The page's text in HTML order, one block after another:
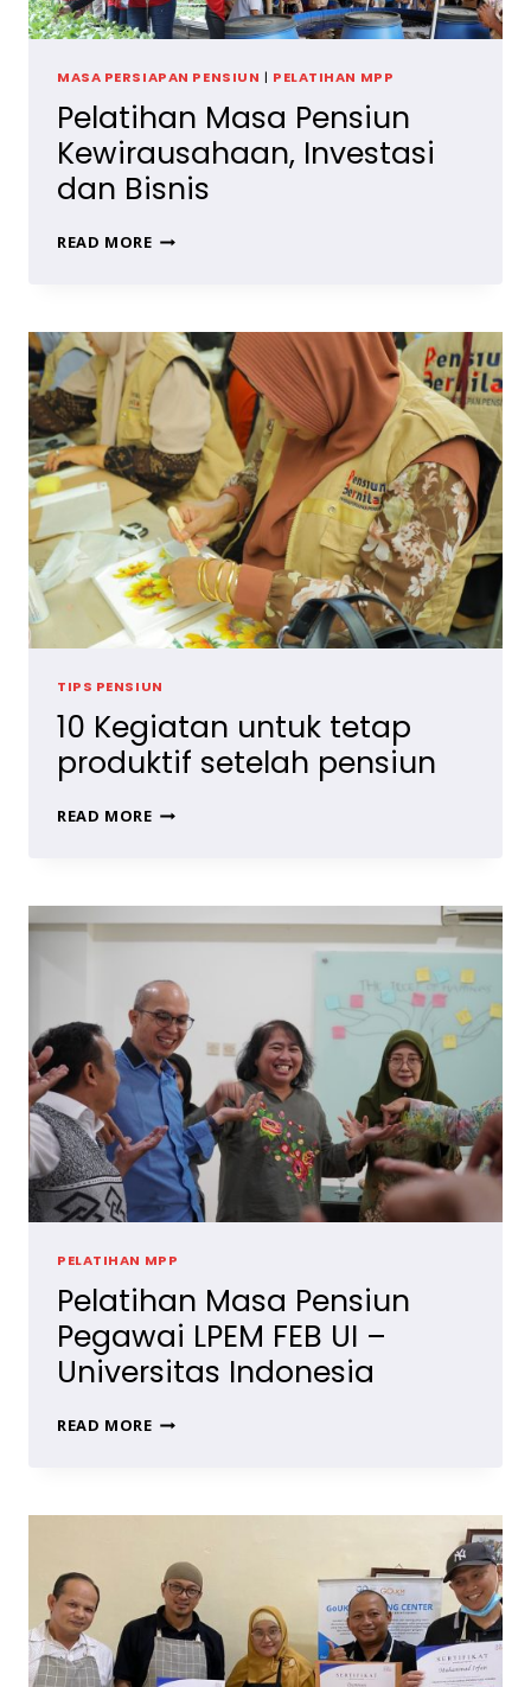
MASA PERSIAPAN PENSIUN | PELATIHAN MPP
Pelatihan Masa Pensiun
Kewirausahaan, Investasi
dan Bisnis
READ MOREPELATIHAN
INVESTASI
DAN
BISNIS
TIPS PENSIUN
10 Kegiatan untuk tetap
produktif setelah pensiun
READ MORE10
PRODUKTIF
SETELAH
PELATIHAN MPP
Pelatihan Masa Pensiun
Pegawai LPEM FEB UI –
Universitas Indonesia
READ MOREPELATIHAN
LPEM
UI
–
UNIVERSITAS
INDONESIA